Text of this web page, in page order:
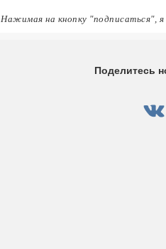
Нажимая на кнопку "подписаться", я
Поделитесь